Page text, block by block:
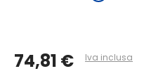
74,81 € Iva inclusa